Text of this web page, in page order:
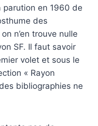
en 1960 de
des
n’en trouve nulle
SF. Il faut savoir
volet et sous le
« Rayon
bibliographies ne